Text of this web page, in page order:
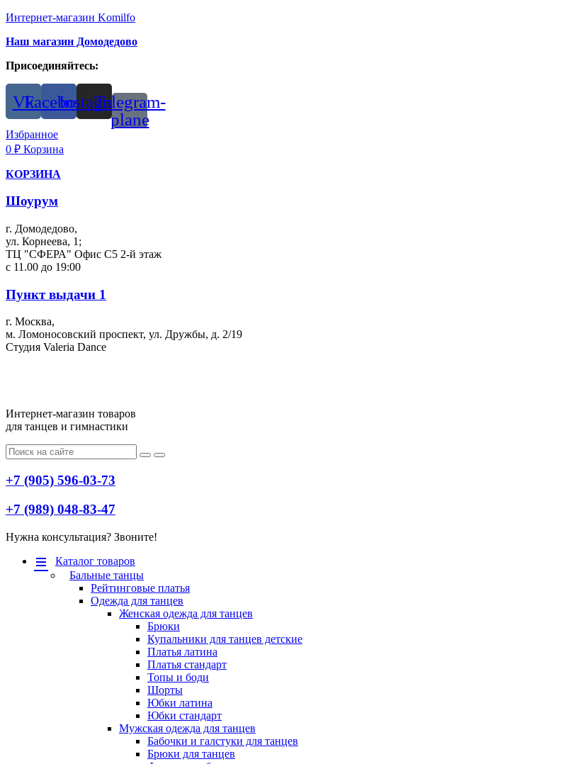
Интернет-магазин Komilfo
Наш магазин Домодедово
Присоединяйтесь:
VkFacebookInstagramTelegram-
plane
Избранное
0 ₽ Корзина
КОРЗИНА
Шоурум
г. Домодедово,
ул. Корнеева, 1;
ТЦ "СФЕРА" Офис С5 2-й этаж
с 11.00 до 19:00
Пункт выдачи 1
г. Москва,
м. Ломоносовский проспект, ул. Дружбы, д. 2/19
Студия Valeria Dance
Интернет-магазин товаров
для танцев и гимнастики
+7 (905) 596-03-73
+7 (989) 048-83-47
Нужна консультация? Звоните!
Меню
Каталог товаров
Бальные танцы
Рейтинговые платья
Одежда для танцев
Женская одежда для танцев
Брюки
Купальники для танцев детские
Платья латина
Платья стандарт
Топы и боди
Шорты
Юбки латина
Юбки стандарт
Мужская одежда для танцев
Бабочки и галстуки для танцев
Брюки для танцев